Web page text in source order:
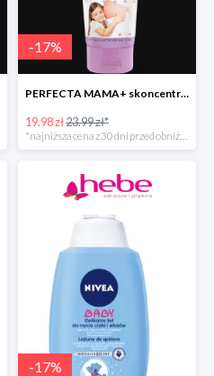
-17%
PERFECTA MAMA+ skoncentrowane serum przeciw rozstępom
19.98 zł23.99 zł*
*najniższa cena z 30 dni przed obniżką
-17%